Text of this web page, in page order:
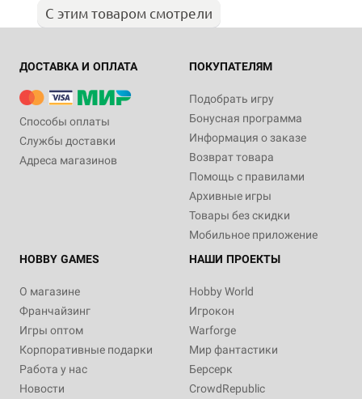
С этим товаром смотрели
ДОСТАВКА И ОПЛАТА
Способы оплаты
Службы доставки
Адреса магазинов
ПОКУПАТЕЛЯМ
Подобрать игру
Бонусная программа
Информация о заказе
Возврат товара
Помощь с правилами
Архивные игры
Товары без скидки
Мобильное приложение
HOBBY GAMES
О магазине
Франчайзинг
Игры оптом
Корпоративные подарки
Работа у нас
Новости
НАШИ ПРОЕКТЫ
Hobby World
Игрокон
Warforge
Мир фантастики
Берсерк
CrowdRepublic